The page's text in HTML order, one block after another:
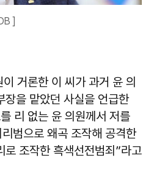
]
거론한 이 씨가 과거 윤 의
장을 맡았던 사실을 언급한
리 없는 윤 의원께서 저를
범으로 왜곡 조작해 공격한
로 조작한 흑색선전범죄”라고